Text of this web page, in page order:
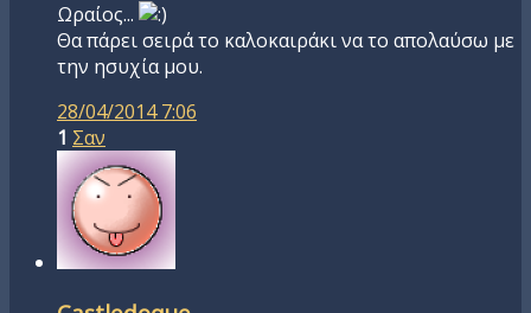
Ωραίος...
Θα πάρει σειρά το καλοκαιράκι να το απολαύσω με
την ησυχία μου.
28/04/2014 7:06
1 Σαν